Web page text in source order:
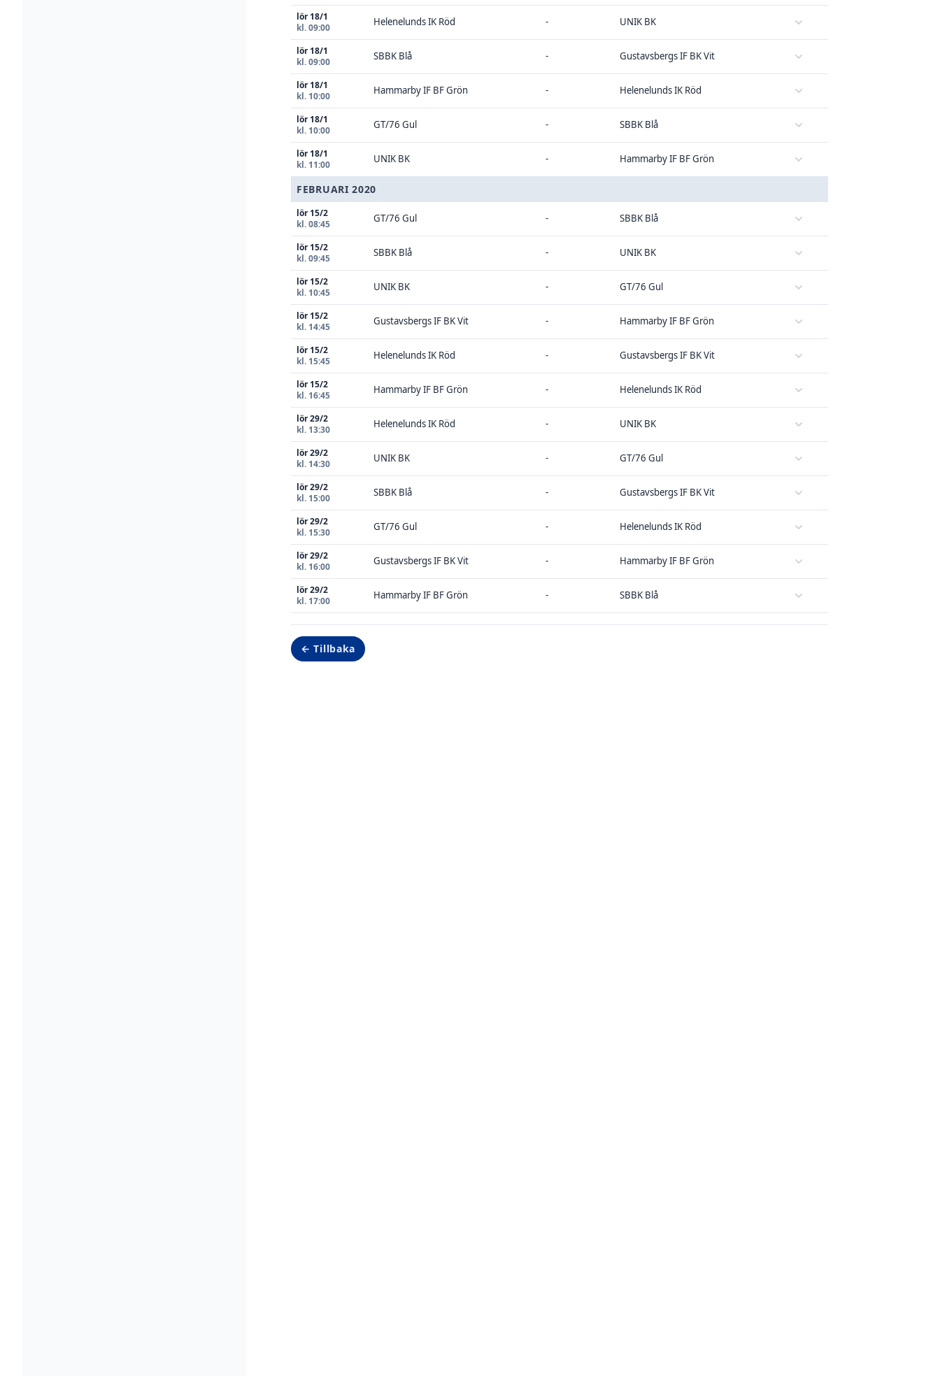
lör 18/1
kl. 09:00
Helenelunds IK Röd - UNIK BK
lör 18/1
kl. 09:00
SBBK Blå - Gustavsbergs IF BK Vit
lör 18/1
kl. 10:00
Hammarby IF BF Grön - Helenelunds IK Röd
lör 18/1
kl. 10:00
GT/76 Gul - SBBK Blå
lör 18/1
kl. 11:00
UNIK BK - Hammarby IF BF Grön
FEBRUARI 2020
lör 15/2
kl. 08:45
GT/76 Gul - SBBK Blå
lör 15/2
kl. 09:45
SBBK Blå - UNIK BK
lör 15/2
kl. 10:45
UNIK BK - GT/76 Gul
lör 15/2
kl. 14:45
Gustavsbergs IF BK Vit - Hammarby IF BF Grön
lör 15/2
kl. 15:45
Helenelunds IK Röd - Gustavsbergs IF BK Vit
lör 15/2
kl. 16:45
Hammarby IF BF Grön - Helenelunds IK Röd
lör 29/2
kl. 13:30
Helenelunds IK Röd - UNIK BK
lör 29/2
kl. 14:30
UNIK BK - GT/76 Gul
lör 29/2
kl. 15:00
SBBK Blå - Gustavsbergs IF BK Vit
lör 29/2
kl. 15:30
GT/76 Gul - Helenelunds IK Röd
lör 29/2
kl. 16:00
Gustavsbergs IF BK Vit - Hammarby IF BF Grön
lör 29/2
kl. 17:00
Hammarby IF BF Grön - SBBK Blå
← Tillbaka